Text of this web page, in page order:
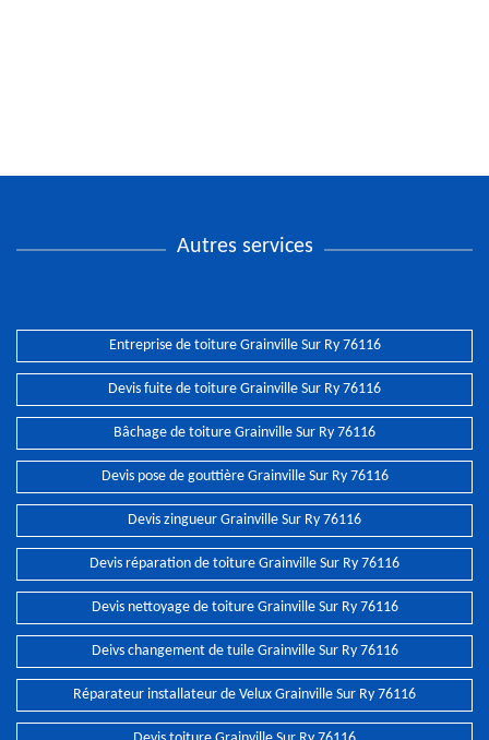
Autres services
Entreprise de toiture Grainville Sur Ry 76116
Devis fuite de toiture Grainville Sur Ry 76116
Bâchage de toiture Grainville Sur Ry 76116
Devis pose de gouttière Grainville Sur Ry 76116
Devis zingueur Grainville Sur Ry 76116
Devis réparation de toiture Grainville Sur Ry 76116
Devis nettoyage de toiture Grainville Sur Ry 76116
Deivs changement de tuile Grainville Sur Ry 76116
Réparateur installateur de Velux Grainville Sur Ry 76116